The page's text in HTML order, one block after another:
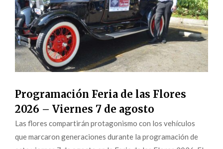
Programación Feria de las Flores
2026 – Viernes 7 de agosto
Las flores compartirán protagonismo con los vehículos
que marcaron generaciones durante la programación de